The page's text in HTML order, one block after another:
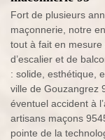
Fort de plusieurs
maçonnerie, notre
tout à fait en
d’escalier et de
: solide, esthétique,
ville de Gouzangrez
éventuel accident à
artisans maçons
pointe de la